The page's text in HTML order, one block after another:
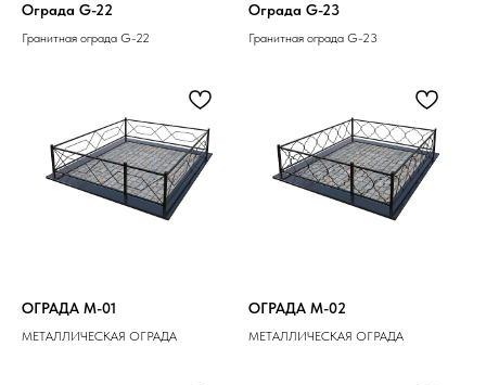
Ограда G-22
Гранитная ограда G-22
Ограда G-23
Гранитная ограда G-23
ОГРАДА M-01
МЕТАЛЛИЧЕСКАЯ ОГРАДА
ОГРАДА M-02
МЕТАЛЛИЧЕСКАЯ ОГРАДА